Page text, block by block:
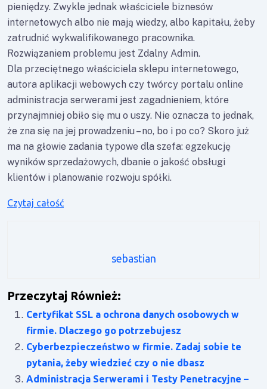
pieniędzy. Zwykle jednak właściciele biznesów
internetowych albo nie mają wiedzy, albo kapitału, żeby
zatrudnić wykwalifikowanego pracownika.
Rozwiązaniem problemu jest Zdalny Admin.
Dla przeciętnego właściciela sklepu internetowego,
autora aplikacji webowych czy twórcy portalu online
administracja serwerami jest zagadnieniem, które
przynajmniej obiło się mu o uszy. Nie oznacza to jednak,
że zna się na jej prowadzeniu – no, bo i po co? Skoro już
ma na głowie zadania typowe dla szefa: egzekucję
wyników sprzedażowych, dbanie o jakość obsługi
klientów i planowanie rozwoju spółki.
Czytaj całość
sebastian
Przeczytaj Również:
Certyfikat SSL a ochrona danych osobowych w
firmie. Dlaczego go potrzebujesz
Cyberbezpieczeństwo w firmie. Zadaj sobie te
pytania, żeby wiedzieć czy o nie dbasz
Administracja Serwerami i Testy Penetracyjne –